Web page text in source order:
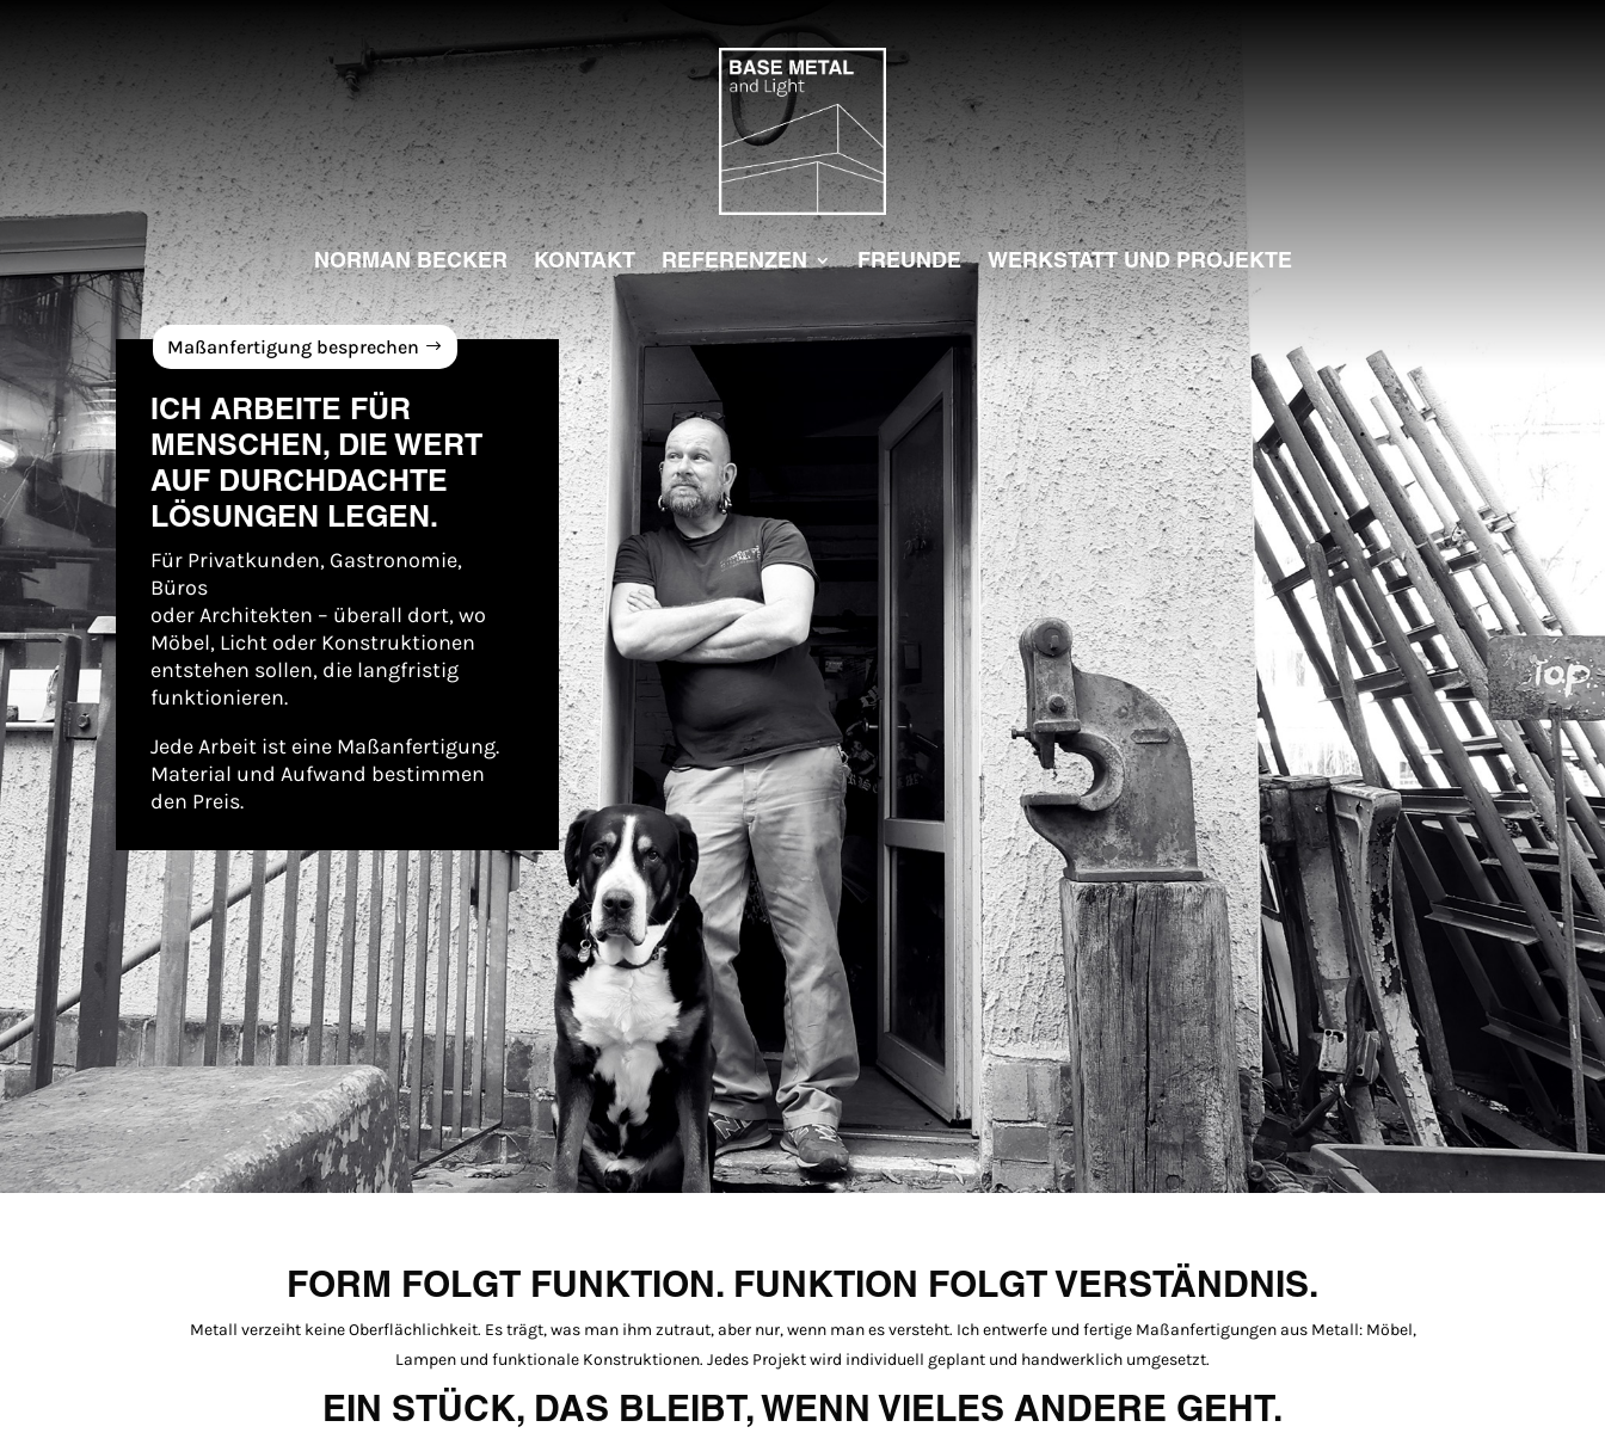
NORMAN BECKER KONTAKT REFERENZEN FREUNDE WERKSTATT UND PROJEKTE
Maßanfertigung besprechen
ICH ARBEITE FÜR
MENSCHEN, DIE WERT
AUF DURCHDACHTE
LÖSUNGEN LEGEN.
Für Privatkunden, Gastronomie,
Büros
oder Architekten – überall dort, wo
Möbel, Licht oder Konstruktionen
entstehen sollen, die langfristig
funktionieren.
Jede Arbeit ist eine Maßanfertigung.
Material und Aufwand bestimmen
den Preis.
FORM FOLGT FUNKTION. FUNKTION FOLGT VERSTÄNDNIS.
Metall verzeiht keine Oberflächlichkeit. Es trägt, was man ihm zutraut, aber nur, wenn man es versteht. Ich entwerfe und fertige Maßanfertigungen aus Metall: Möbel,
Lampen und funktionale Konstruktionen. Jedes Projekt wird individuell geplant und handwerklich umgesetzt.
EIN STÜCK, DAS BLEIBT, WENN VIELES ANDERE GEHT.